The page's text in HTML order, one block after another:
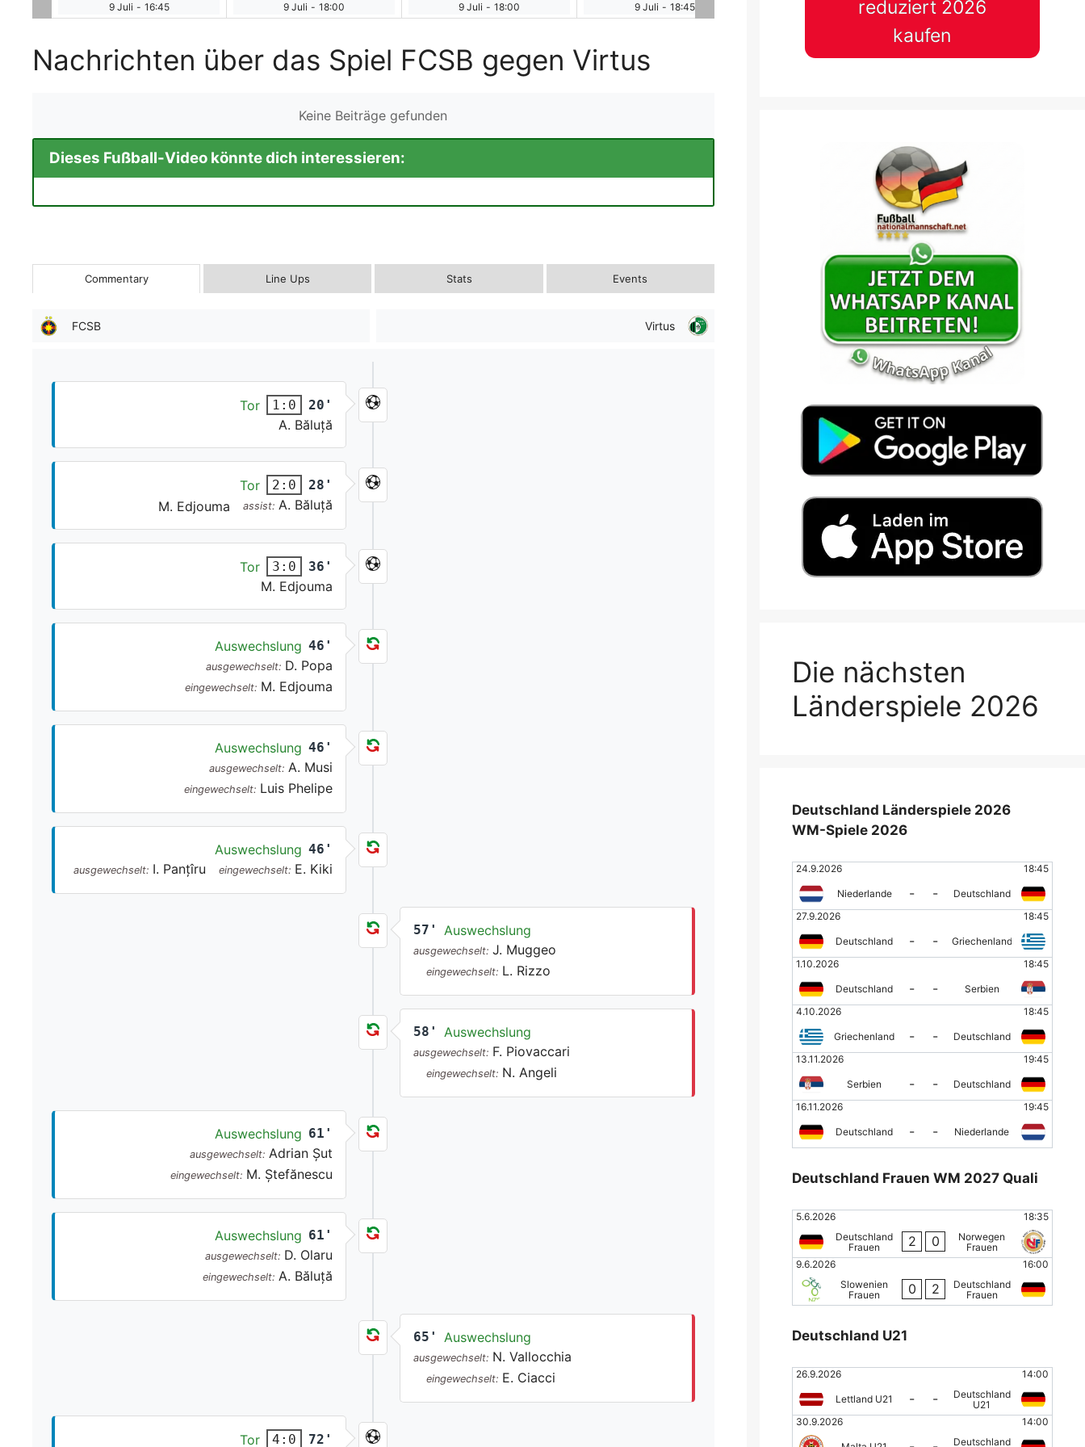
9 Juli - 16:45 9 Juli - 18:00 9 Juli - 18:00 9 Juli - 18:45 19:00 10 Juli
Nachrichten über das Spiel FCSB gegen Virtus
Keine Beiträge gefunden
Dieses Fußball-Video könnte dich interessieren:
Commentary Line Ups Stats Events
FCSB Virtus
Tor 1:0 20'
A. Băluță
Tor 2:0 28'
M. Edjouma assist:A. Băluță
Tor 3:0 36'
M. Edjouma
Auswechslung 46'
ausgewechselt: D. Popa
eingewechselt: M. Edjouma
Auswechslung 46'
ausgewechselt: A. Musi
eingewechselt: Luis Phelipe
Auswechslung 46'
ausgewechselt: I. Panțîru eingewechselt: E. Kiki
57' Auswechslung
ausgewechselt: J. Muggeo
eingewechselt: L. Rizzo
58' Auswechslung
ausgewechselt: F. Piovaccari
eingewechselt: N. Angeli
Auswechslung 61'
ausgewechselt: Adrian Șut
eingewechselt: M. Ștefănescu
Auswechslung 61'
ausgewechselt: D. Olaru
eingewechselt: A. Băluță
65' Auswechslung
ausgewechselt: N. Vallocchia
eingewechselt: E. Ciacci
Tor 4:0 72'
reduziert 2026
kaufen
Die nächsten
Länderspiele 2026
Deutschland Länderspiele 2026
WM-Spiele 2026
24.9.2026 18:45
Niederlande - -
Deutschland
27.9.2026
18:45
Deutschland - -
Griechenland
1.10.2026
18:45
Deutschland - -
Serbien
4.10.2026
18:45
Griechenland - -
Deutschland
13.11.2026
19:45
Serbien - -
Deutschland
16.11.2026
19:45
Deutschland - - Niederlande
Deutschland Frauen WM 2027 Quali
5.6.2026
18:35
Deutschland
Frauen
2 0
Norwegen
Frauen
9.6.2026
16:00
Slowenien
Frauen
0 2
Deutschland
Frauen
Deutschland U21
26.9.2026 14:00
Lettland U21 - -
Deutschland
U21
30.9.2026
14:00
Deutschland